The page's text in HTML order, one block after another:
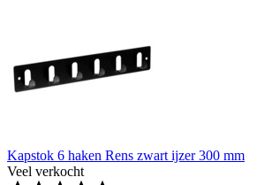
Kapstok 6 haken Rens zwart ijzer 300 mm
Veel verkocht